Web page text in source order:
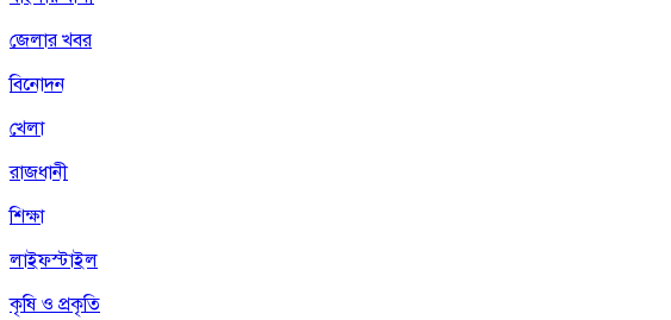
জেলার খবর
বিনোদন
খেলা
রাজধানী
শিক্ষা
লাইফস্টাইল
কৃষি ও প্রকৃতি